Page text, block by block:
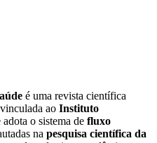
é uma revista científica
ao Instituto
adota o sistema de fluxo
na pesquisa científica da